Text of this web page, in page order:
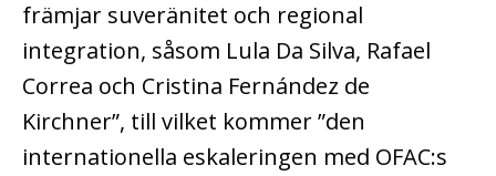
främjar suveränitet och regional
integration, såsom Lula Da Silva, Rafael
Correa och Cristina Fernández de
Kirchner”, till vilket kommer ”den
internationella eskaleringen med OFAC:s